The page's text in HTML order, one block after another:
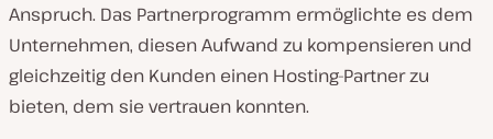
Anspruch. Das Partnerprogramm ermöglichte es dem
Unternehmen, diesen Aufwand zu kompensieren und
gleichzeitig den Kunden einen Hosting-Partner zu
bieten, dem sie vertrauen konnten.